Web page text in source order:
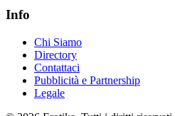
Info
Chi Siamo
Directory
Contattaci
Pubblicità e Partnership
Legale